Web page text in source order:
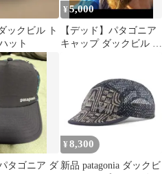
ックビル ト
ット
¥5,000
【デッド】パタゴニア
キャップ ダックビル ト
タゴニア ダ
¥ 8,300
新品 patagonia ダックビ